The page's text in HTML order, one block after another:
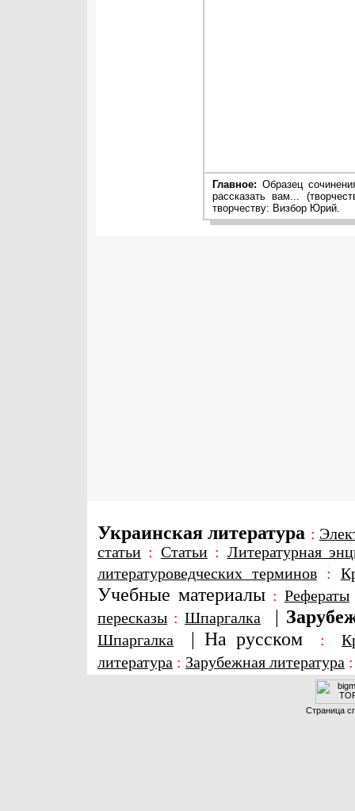
Главное: Образец
рассказать вам...
творчеству: Визбор Юрий.
Украинская литература :
статьи : Статьи: Литературная
литературоведческих терминов:
Учебные материалы : Рефераты
пересказы : Шпаргалка |
Шпаргалка | На русском :
литература : Зарубежная литература
Страница